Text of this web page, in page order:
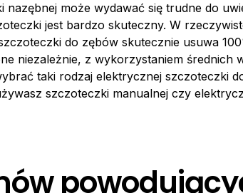
nazębnej może wydawać się trudne do
jest bardzo skuteczny. W
do zębów skutecznie usuwa
niezależnie, z wykorzystaniem średnich
taki rodzaj elektrycznej szczoteczki
szczoteczki manualnej czy